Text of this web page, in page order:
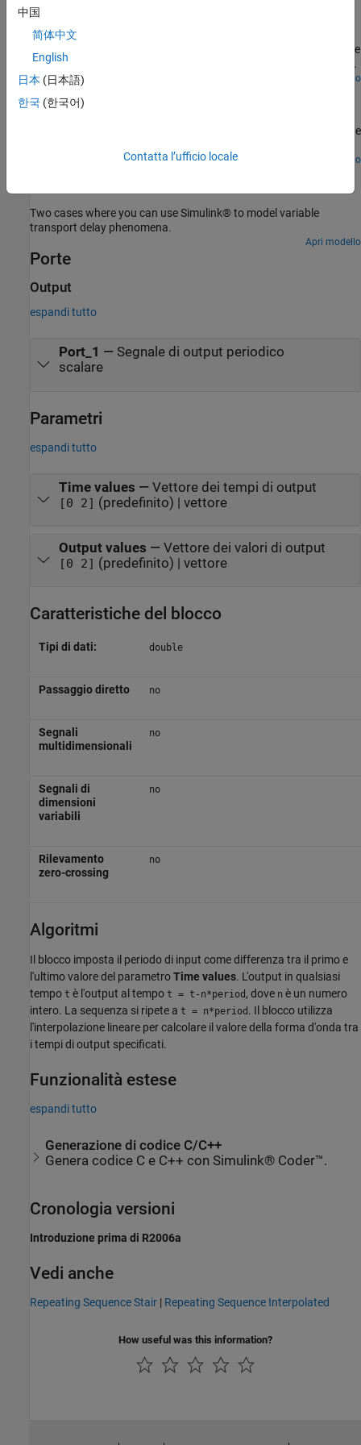
Combine Stateflow® and Simulink® capabilities to model hybrid
systems. This type of modeling is particularly useful for systems
that have numerous possible operational modes based on discrete
events. Traditional signal flow is handled in Simulink while changes
in control configuration are implemented in Stateflow. The model
gasoline engine. The system is robust in that it detects individual
Apri modello
Apri modello
Two cases where you can use Simulink® to model variable
transport delay phenomena.
Apri modello
Porte
Output
espandi tutto
Port_1 — Segnale di output periodico
scalare
Parametri
espandi tutto
Time values — Vettore dei tempi di output
[0 2] (predefinito) | vettore
Output values — Vettore dei valori di output
[0 2] (predefinito) | vettore
Caratteristiche del blocco
Tipi di dati: double
Passaggio diretto no
Segnali
multidimensionali
no
Segnali di
dimensioni
variabili
no
Rilevamento
zero-crossing
no
Algoritmi
Il blocco imposta il periodo di input come differenza tra il primo e
l'ultimo valore del parametroTime values. L'output in qualsiasi
tempo t è l'output al tempo t = t-n*period , dove n è un numero
intero. La sequenza si ripete a t = n*period . Il blocco utilizza
l'interpolazione lineare per calcolare il valore della forma d'onda tra
i tempi di output specificati.
Funzionalità estese
espandi tutto
Generazione di codice C/C++
Genera codice C e C++ con Simulink® Coder™.
Cronologia versioni
Introduzione prima di R2006a
Vedi anche
Repeating Sequence Stair | Repeating Sequence Interpolated
How useful was this information?
中国
简体中文
English
日本 (日本語)
한국 (한국어)
Contatta l’ufficio locale